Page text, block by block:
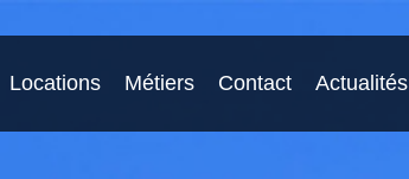
Locations Métiers Contact Actualités